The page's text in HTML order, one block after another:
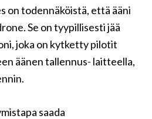
on todennäköistä, että ääni
Se on tyypillisesti jää
joka on kytketty pilotit
äänen tallennus- laitteella,
saada